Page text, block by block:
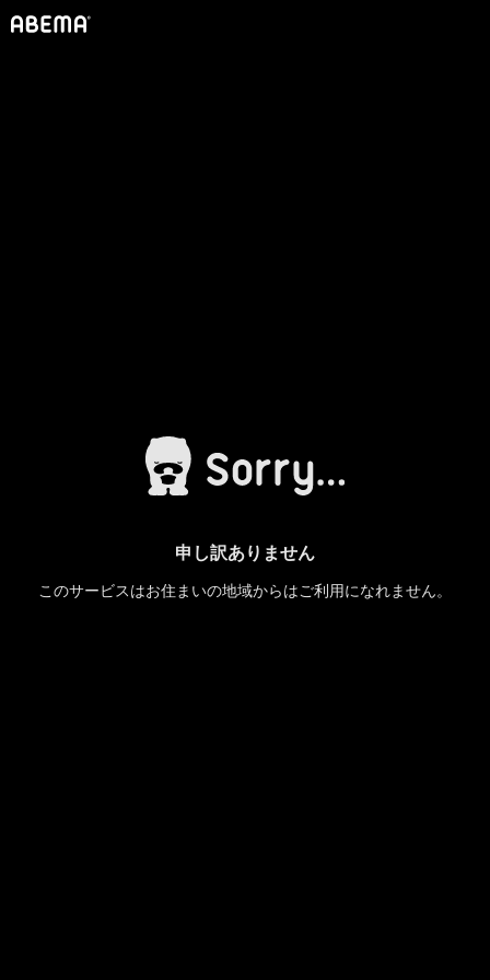
申し訳ありません
このサービスはお住まいの地域からはご利用になれません。